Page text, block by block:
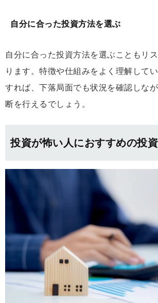
自分に合った投資方法を選ぶ
自分に合った投資方法を選ぶこともリ
ります。特徴や仕組みをよく理解して
すれば、下落局面でも状況を確認しな
断を行えるでしょう。
投資が怖い人におすすめの投